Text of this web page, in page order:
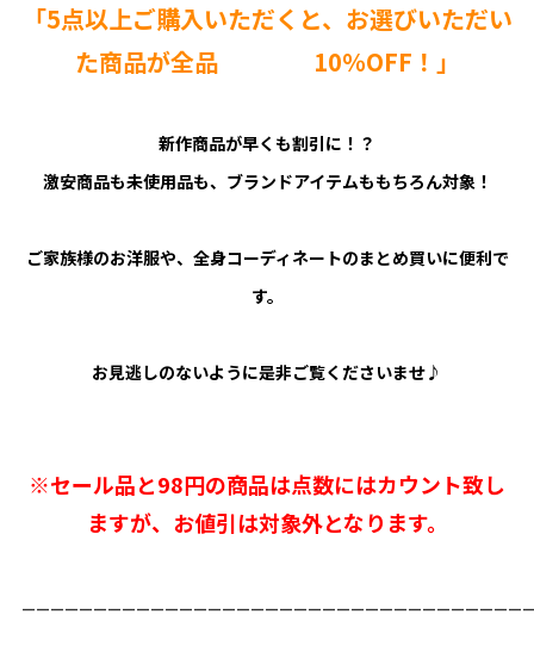
「5点以上ご購入いただくと、お選びいただい
た商品が全品 10％OFF！」
新作商品が早くも割引に！？
激安商品も未使用品も、ブランドアイテムももちろん対象！
ご家族様のお洋服や、全身コーディネートのまとめ買いに便利で
す。
お見逃しのないように是非ご覧くださいませ♪
※セール品と98円の商品は点数にはカウント致し
ますが、お値引は対象外となります。